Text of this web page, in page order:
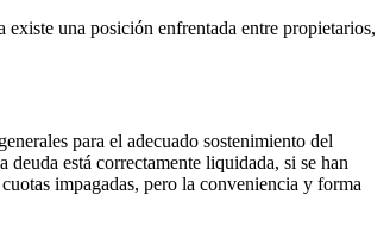
una posición enfrentada entre propietarios,
para el adecuado sostenimiento del
deuda está correctamente liquidada, si se han
impagadas, pero la conveniencia y forma